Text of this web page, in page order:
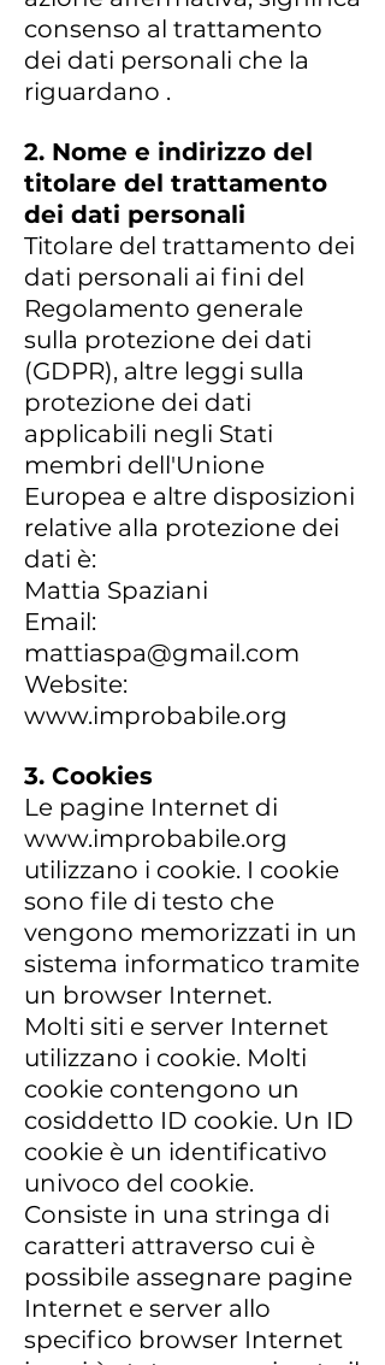
consenso al trattamento
dei dati personali che la
riguardano .
2. Nome e indirizzo del
titolare del trattamento
dei dati personali
Titolare del trattamento dei
dati personali ai fini del
Regolamento generale
sulla protezione dei dati
(GDPR), altre leggi sulla
protezione dei dati
applicabili negli Stati
membri dell'Unione
Europea e altre disposizioni
relative alla protezione dei
dati è:
Mattia Spaziani
Email:
mattiaspa@gmail.com
Website:
www.improbabile.org
3. Cookies
Le pagine Internet di
www.improbabile.org
utilizzano i cookie. I cookie
sono file di testo che
vengono memorizzati in un
sistema informatico tramite
un browser Internet.
Molti siti e server Internet
utilizzano i cookie. Molti
cookie contengono un
cosiddetto ID cookie. Un ID
cookie è un identificativo
univoco del cookie.
Consiste in una stringa di
caratteri attraverso cui è
possibile assegnare pagine
Internet e server allo
specifico browser Internet